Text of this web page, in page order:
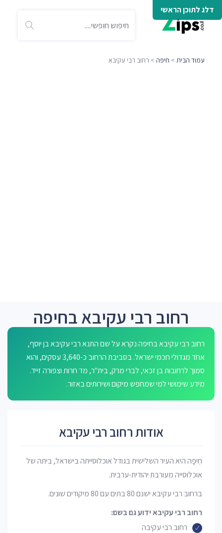
דלג לתוכן הראשי
עמוד הבית > חיפה > רחוב רבי עקיבא
רחוב רבי עקיבא בחיפה
רחוב רבי עקיבא בחיפה נקרא על שם התנא רבי עקיבא בן יוסף,
אחד מגדולי חכמי ישראל. בסביבת הרחוב כ-3,640 עסקים, והוא
סמוך לרחובות בן זכאי, לברי מרק, בית"ר, מד חרות וצפורה זייד.
מידע שימושי למי שמחפש מיקום ושירותים באזור.
אודות רחוב רבי עקיבא
חֵיפָה היא העיר השלישית בגודל אוכלוסייתה בישראל, ביתה של
אוכלוסייה מעורבת יהודית-ערבית.
ברחוב רבי עקיבא ישנם 80 בתים עם 80 מיקודים שונים.
רחוב רבי עקיבא ידוע גם בשם:
רחוב רבי עקיבה